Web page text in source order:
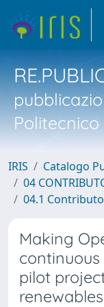
IRIS
Catalogo
04
04.1
Making
pilot